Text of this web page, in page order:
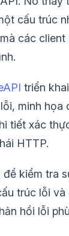
cấu trúc
các
triển
minh họa
tiết xác
HTTP.
để kiểm tra
trúc lỗi và
hồi lỗi